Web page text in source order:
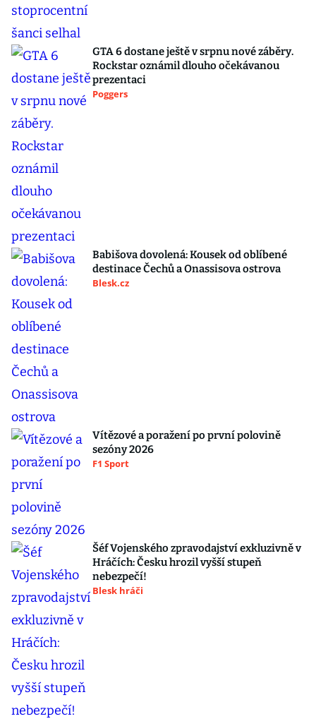
GTA 6 dostane ještě v srpnu nové záběry.
Rockstar oznámil dlouho očekávanou
prezentaci
Poggers
Babišova dovolená: Kousek od oblíbené
destinace Čechů a Onassisova ostrova
Blesk.cz
Vítězové a poražení po první polovině
sezóny 2026
F1 Sport
Šéf Vojenského zpravodajství exkluzivně v
Hráčích: Česku hrozil vyšší stupeň
nebezpečí!
Blesk hráči